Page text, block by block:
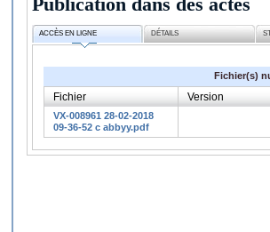
ACCÈS EN LIGNE DÉTAILS
Fichier(s)
Fichier Version
VX-008961 28-02-2018
09-36-52 c abbyy.pdf